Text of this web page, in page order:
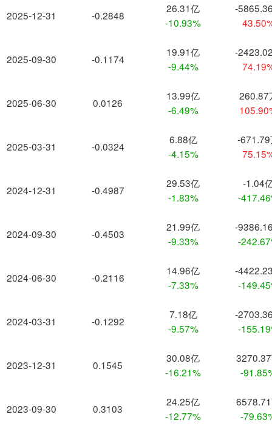
2025-12-31
2025-09-30
2025-06-30
2025-03-31
2024-12-31
2024-09-30
2024-06-30
2024-03-31
2023-12-31
2023-09-30
-0.2848
26.31亿
-10.93%
-
-0.1174
19.91亿
-9.44%
-
0.0126
13.99亿
-6.49%
260.87
-0.0324
6.88亿
-4.15%
-
-0.4987
29.53亿
-1.83%
-1.04
-
-0.4503
21.99亿
-9.33%
-
-
-0.2116
14.96亿
-7.33%
-
-
-0.1292
7.18亿
-9.57%
-
-
0.1545
30.08亿
-16.21%
-
0.3103
24.25亿
-12.77%
-